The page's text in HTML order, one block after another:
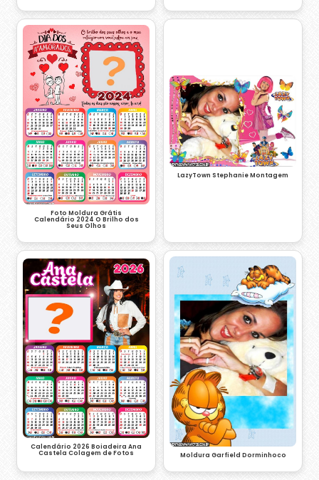
Foto Moldura Grátis
Calendário 2024 O Brilho dos
Seus Olhos
LazyTown Stephanie Montagem
Calendário 2026 Boiadeira Ana
Castela Colagem de Fotos Moldura Garfield Dorminhoco